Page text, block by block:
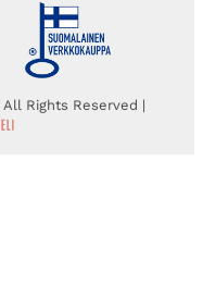
Rights Reserved |